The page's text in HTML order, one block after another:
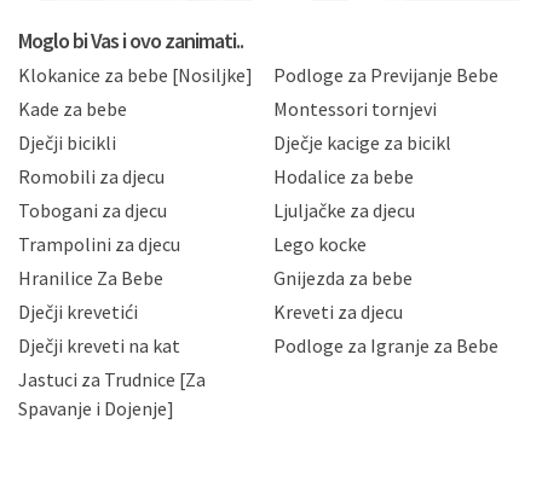
privatnosti i kolačića koju možete pročitati ovdje i
Hrvatske, a uvijek uz primjenu odgovarajućih tehničkih i
sigurnosnih mjera zaštite osobnih podataka od
neovlaštenog pristupa, zlouporabe, otkrivanja,
gubitka ili uništenja. Mae.hr štiti privatnost svojih
korisnika i posjetitelja web stranica, čuva povjerljivost
Vaših osobnih podataka te omogućava pristup i
priopćavanje osobnih podataka samo onim svojim
zaposlenicima kojima su isti potrebni radi provedbe
slučajevima koji su dozvoljeni zakonima. Napominjemo
da možete u svako doba, u potpunosti ili djelomice,
zatražiti prestanak aktivnosti obrade Vaših osobnih
podataka. Opoziv privole možete podnijeti poštom na
gore navedenu adresu ili e-mailom na adresu:
Moglo bi Vas i ovo zanimati..
Klokanice za bebe [Nosiljke]
Podloge za Previjanje Bebe
Kade za bebe
Montessori tornjevi
Dječji bicikli
Dječje kacige za bicikl
Romobili za djecu
Hodalice za bebe
Tobogani za djecu
Ljuljačke za djecu
Trampolini za djecu
Lego kocke
Hranilice Za Bebe
Gnijezda za bebe
Dječji krevetići
Kreveti za djecu
Dječji kreveti na kat
Podloge za Igranje za Bebe
Jastuci za Trudnice [Za
Spavanje i Dojenje]